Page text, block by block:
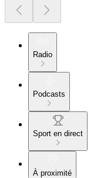
Radio
Podcasts
Sport en direct
À proximité